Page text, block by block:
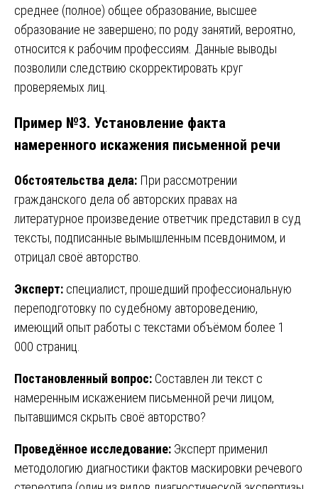
среднее (полное) общее образование, высшее
образование не завершено; по роду занятий, вероятно,
относится к рабочим профессиям. Данные выводы
позволили следствию скорректировать круг
проверяемых лиц.
Пример №3. Установление факта
намеренного искажения письменной речи
Обстоятельства дела: При рассмотрении
гражданского дела об авторских правах на
литературное произведение ответчик представил в суд
тексты, подписанные вымышленным псевдонимом, и
отрицал своё авторство.
Эксперт: специалист, прошедший профессиональную
переподготовку по судебному автороведению,
имеющий опыт работы с текстами объёмом более 1
000 страниц.
Постановленный вопрос: Составлен ли текст с
намеренным искажением письменной речи лицом,
пытавшимся скрыть своё авторство?
Проведённое исследование: Эксперт применил
методологию диагностики фактов маскировки речевого